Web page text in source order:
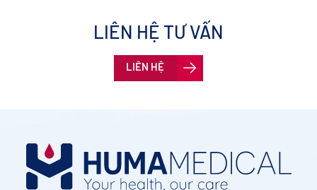
LIÊN HỆ TƯ VẤN
LIÊN HỆ